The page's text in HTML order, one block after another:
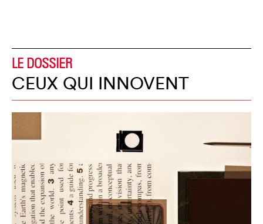
LE DOSSIER
CEUX QUI INNOVENT